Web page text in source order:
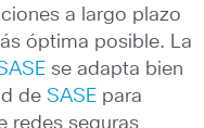
a largo plazo
óptima posible. La
se adapta bien
de SASE para
redes seguras